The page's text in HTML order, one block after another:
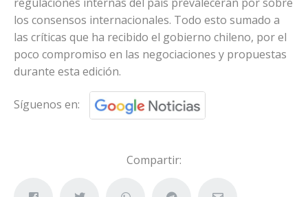
los consensos internacionales. Todo esto sumado a
las críticas que ha recibido el gobierno chileno, por el
poco compromiso en las negociaciones y propuestas
durante esta edición.
Síguenos en:
Compartir: